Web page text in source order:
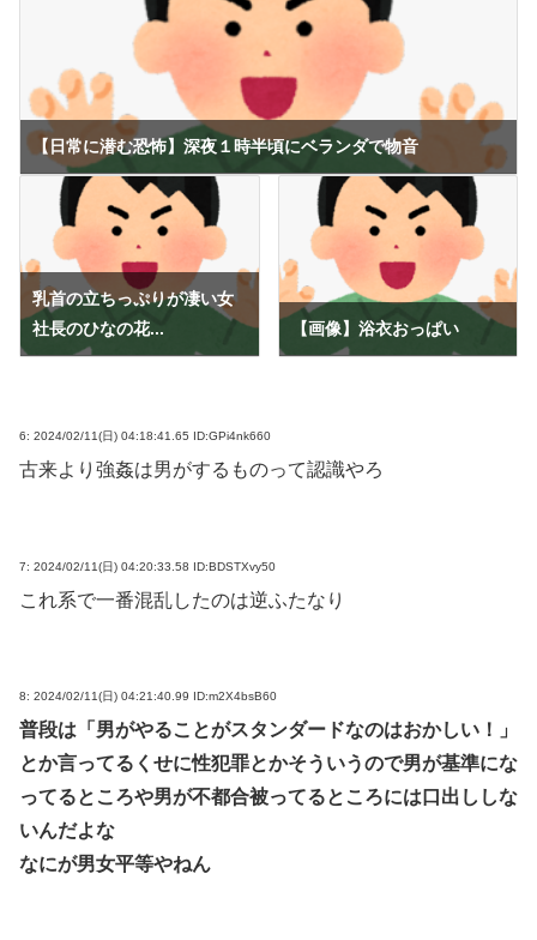
【日常に潜む恐怖】深夜１時半頃にベランダで物音
乳首の立ちっぷりが凄い女
社長のひなの花...
【画像】浴衣おっぱい
6: 2024/02/11(日) 04:18:41.65 ID:GPi4nk660
古来より強姦は男がするものって認識やろ
7: 2024/02/11(日) 04:20:33.58 ID:BDSTXvy50
これ系で一番混乱したのは逆ふたなり
8: 2024/02/11(日) 04:21:40.99 ID:m2X4bsB60
普段は「男がやることがスタンダードなのはおかしい！」
とか言ってるくせに性犯罪とかそういうので男が基準にな
ってるところや男が不都合被ってるところには口出ししな
いんだよな
なにが男女平等やねん